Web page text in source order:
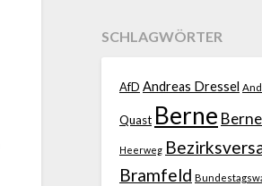
SCHLAGWÖRTER
AfD Andreas Dressel
Quast Berne
Heerweg
Bramfeld